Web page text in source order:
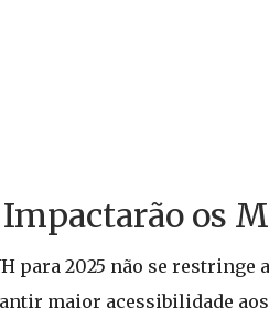
os
para 2025 não se
maior acessibilidade